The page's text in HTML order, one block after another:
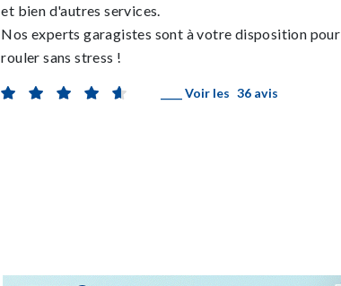
et bien d'autres services.
Nos experts garagistes sont à votre disposition pour
rouler sans stress !
____ Voir les 36 avis